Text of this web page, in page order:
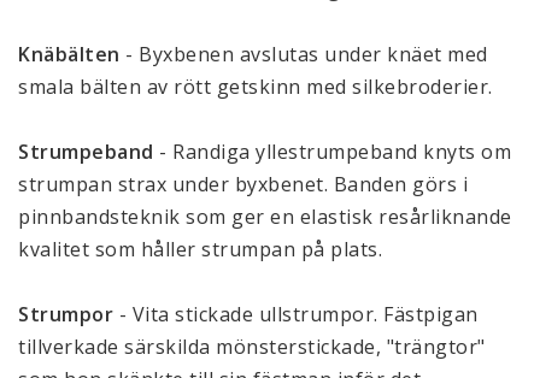
Knäbälten - Byxbenen avslutas under knäet med
smala bälten av rött getskinn med silkebroderier.
Strumpeband - Randiga yllestrumpeband knyts om
strumpan strax under byxbenet. Banden görs i
pinnbandsteknik som ger en elastisk resårliknande
kvalitet som håller strumpan på plats.
Strumpor - Vita stickade ullstrumpor. Fästpigan
tillverkade särskilda mönsterstickade, "trängtor"